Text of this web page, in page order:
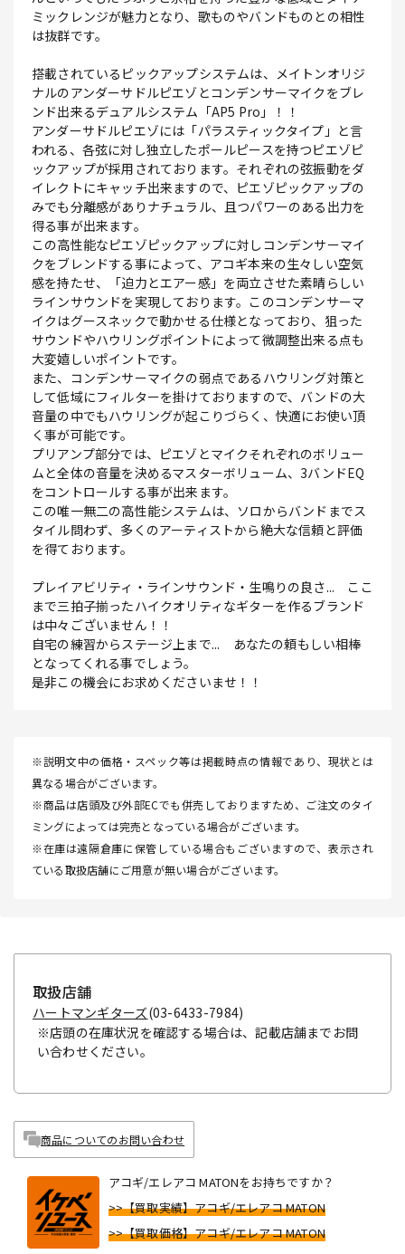
ミックレンジが魅力となり、歌ものやバンドものとの相性
は抜群です。
搭載されているピックアップシステムは、メイトンオリジ
ナルのアンダーサドルピエゾとコンデンサーマイクをブレ
ンド出来るデュアルシステム「AP5 Pro」！！
アンダーサドルピエゾには「パラスティックタイプ」と言
われる、各弦に対し独立したポールピースを持つピエゾピ
ックアップが採用されております。それぞれの弦振動をダ
イレクトにキャッチ出来ますので、ピエゾピックアップの
みでも分離感がありナチュラル、且つパワーのある出力を
得る事が出来ます。
この高性能なピエゾピックアップに対しコンデンサーマイ
クをブレンドする事によって、アコギ本来の生々しい空気
感を持たせ、「迫力とエアー感」を両立させた素晴らしい
ラインサウンドを実現しております。このコンデンサーマ
イクはグースネックで動かせる仕様となっており、狙った
サウンドやハウリングポイントによって微調整出来る点も
大変嬉しいポイントです。
また、コンデンサーマイクの弱点であるハウリング対策と
して低域にフィルターを掛けておりますので、バンドの大
音量の中でもハウリングが起こりづらく、快適にお使い頂
く事が可能です。
プリアンプ部分では、ピエゾとマイクそれぞれのボリュー
ムと全体の音量を決めるマスターボリューム、3バンドEQ
をコントロールする事が出来ます。
この唯一無二の高性能システムは、ソロからバンドまでス
タイル問わず、多くのアーティストから絶大な信頼と評価
を得ております。
プレイアビリティ・ラインサウンド・生鳴りの良さ... ここ
まで三拍子揃ったハイクオリティなギターを作るブランド
は中々ございません！！
自宅の練習からステージ上まで... あなたの頼もしい相棒
となってくれる事でしょう。
是非この機会にお求めくださいませ！！
※説明文中の価格・スペック等は掲載時点の情報であり、現状とは
異なる場合がございます。
※商品は店頭及び外部ECでも併売しておりますため、ご注文のタイ
ミングによっては完売となっている場合がございます。
※在庫は遠隔倉庫に保管している場合もございますので、表示され
ている取扱店舗にご用意が無い場合がございます。
取扱店舗
ハートマンギターズ(03-6433-7984)
※店頭の在庫状況を確認する場合は、記載店舗までお問
い合わせください。
商品についてのお問い合わせ
アコギ/エレアコ MATONをお持ちですか？
>>【買取実績】アコギ/エレアコ MATON
>>【買取価格】アコギ/エレアコ MATON